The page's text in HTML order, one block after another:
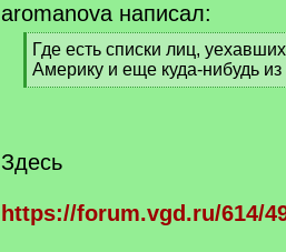
aromanova написал:
[
q
]
Где есть списки лиц,
Америку и еще куда-нибудь
[
Здесь
https://forum.vgd.ru/614/